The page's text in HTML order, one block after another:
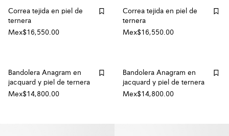
Correa tejida en piel de
ternera
Mex$16,550.00
Correa tejida en piel de
ternera
Mex$16,550.00
Bandolera Anagram en
jacquard y piel de ternera
Mex$14,800.00
Bandolera Anagram en
jacquard y piel de ternera
Mex$14,800.00